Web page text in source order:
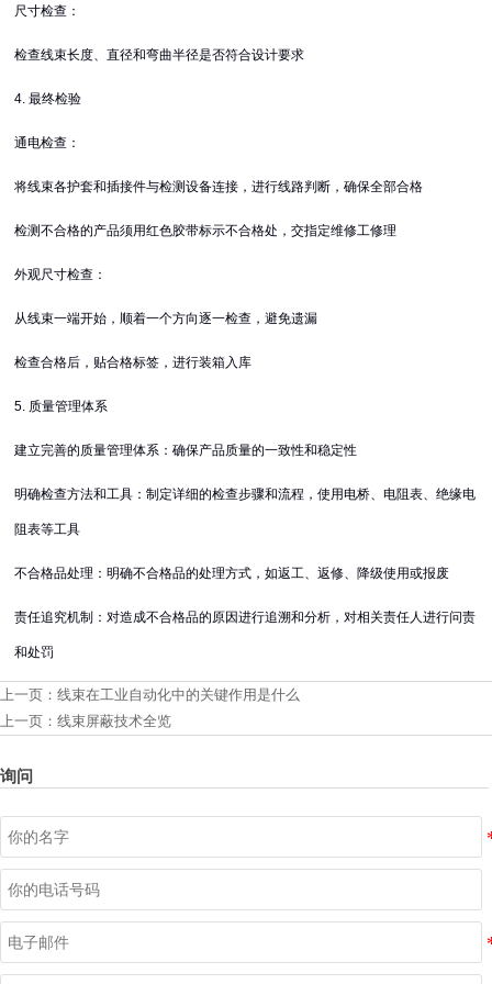
尺寸检查：
检查线束长度、直径和弯曲半径是否符合设计要求
4. 最终检验
通电检查：
将线束各护套和插接件与检测设备连接，进行线路判断，确保全部合格
检测不合格的产品须用红色胶带标示不合格处，交指定维修工修理
外观尺寸检查：
从线束一端开始，顺着一个方向逐一检查，避免遗漏
检查合格后，贴合格标签，进行装箱入库
5. 质量管理体系
建立完善的质量管理体系：确保产品质量的一致性和稳定性
明确检查方法和工具：制定详细的检查步骤和流程，使用电桥、电阻表、绝缘电
阻表等工具
不合格品处理：明确不合格品的处理方式，如返工、返修、降级使用或报废
责任追究机制：对造成不合格品的原因进行追溯和分析，对相关责任人进行问责
和处罚
上一页： 线束在工业自动化中的关键作用是什么
上一页： 线束屏蔽技术全览
询问